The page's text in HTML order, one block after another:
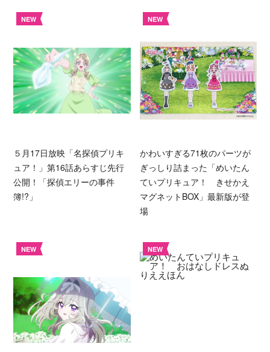
NEW
５月17日放映「名探偵プリキ
ュア！」第16話あらすじ先行
公開！「探偵エリーの事件
簿!?」
NEW
かわいすぎる71枚のパーツが
ぎっしり詰まった「めいたん
ていプリキュア！ きせかえ
マグネットBOX」最新版が登
場
NEW NEW